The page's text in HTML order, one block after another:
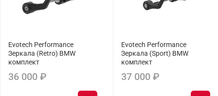
Evotech Performance
Зеркала (Retro) BMW
комплект
36 000 ₽
Evotech Performance
Зеркала (Sport) BMW
комплект
37 000 ₽